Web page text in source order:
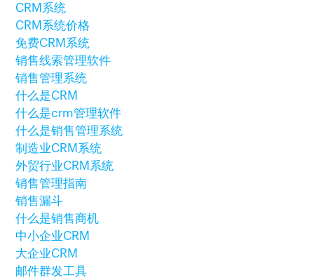
CRM系统
CRM系统价格
免费CRM系统
销售线索管理软件
销售管理系统
什么是CRM
什么是crm管理软件
什么是销售管理系统
制造业CRM系统
外贸行业CRM系统
销售管理指南
销售漏斗
什么是销售商机
中小企业CRM
大企业CRM
邮件群发工具